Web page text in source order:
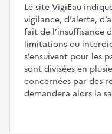
Le site VigiEau
vigilance, d’alerte,
fait de l’insuffisance
limitations ou
s’ensuivent pour les
sont divisées en
concernées par des
demandera alors la